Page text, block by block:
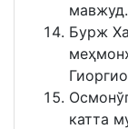
мавжуд.
Бурж
катта